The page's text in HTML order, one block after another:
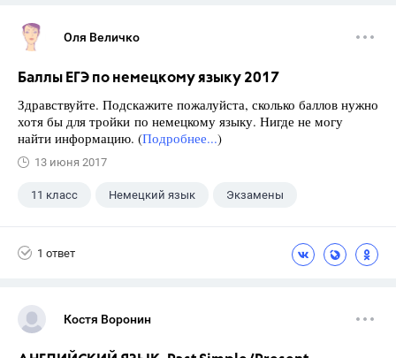
Оля Величко
Баллы ЕГЭ по немецкому языку 2017
Здравствуйте. Подскажите пожалуйста, сколько баллов нужно
хотя бы для тройки по немецкому языку. Нигде не могу
найти информацию. (Подробнее...)
13 июня 2017
11 класс Немецкий язык Экзамены
1 ответ
Костя Воронин